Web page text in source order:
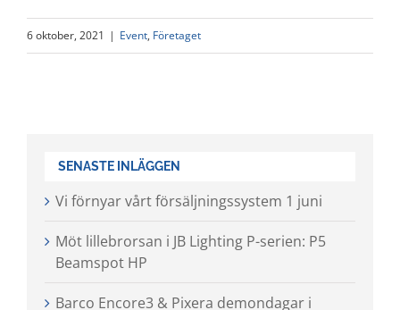
6 oktober, 2021 | Event, Företaget
SENASTE INLÄGGEN
Vi förnyar vårt försäljningssystem 1 juni
Möt lillebrorsan i JB Lighting P-serien: P5
Beamspot HP
Barco Encore3 & Pixera demondagar i